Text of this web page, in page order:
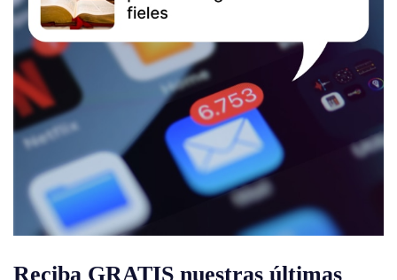
Reciba GRATIS nuestras últimas